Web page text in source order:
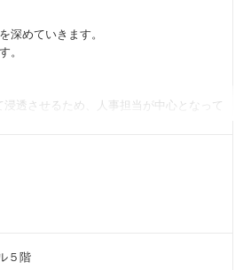
深めていきます。
。
透させるため、人事担当が中心となって
５階